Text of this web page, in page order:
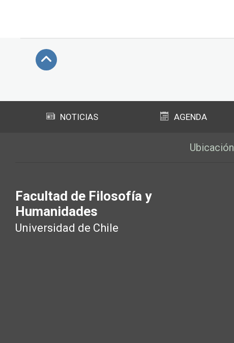
NOTICIAS AGENDA
Ubicación
Facultad de Filosofía y
Humanidades
Universidad de Chile